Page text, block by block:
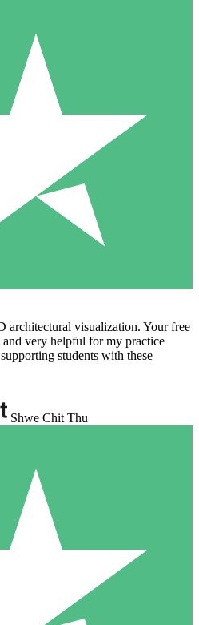
architectural visualization. Your free
very helpful for my practice
students with these
Shwe Chit Thu